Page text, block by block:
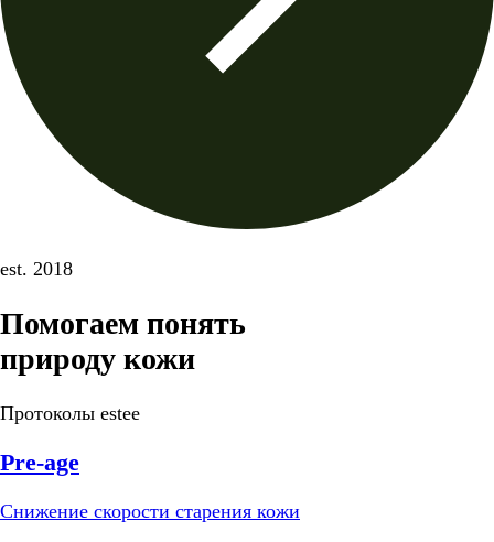
est. 2018
Помогаем понять
природу кожи
Протоколы estee
Pre-age
Снижение скорости старения кожи